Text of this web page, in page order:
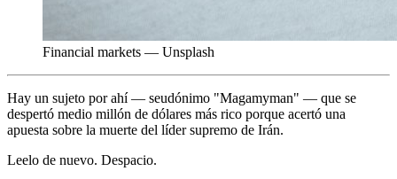
Financial markets — Unsplash
Hay un sujeto por ahí — seudónimo "Magamyman" — que se
despertó medio millón de dólares más rico porque acertó una
apuesta sobre la muerte del líder supremo de Irán.
Leelo de nuevo. Despacio.